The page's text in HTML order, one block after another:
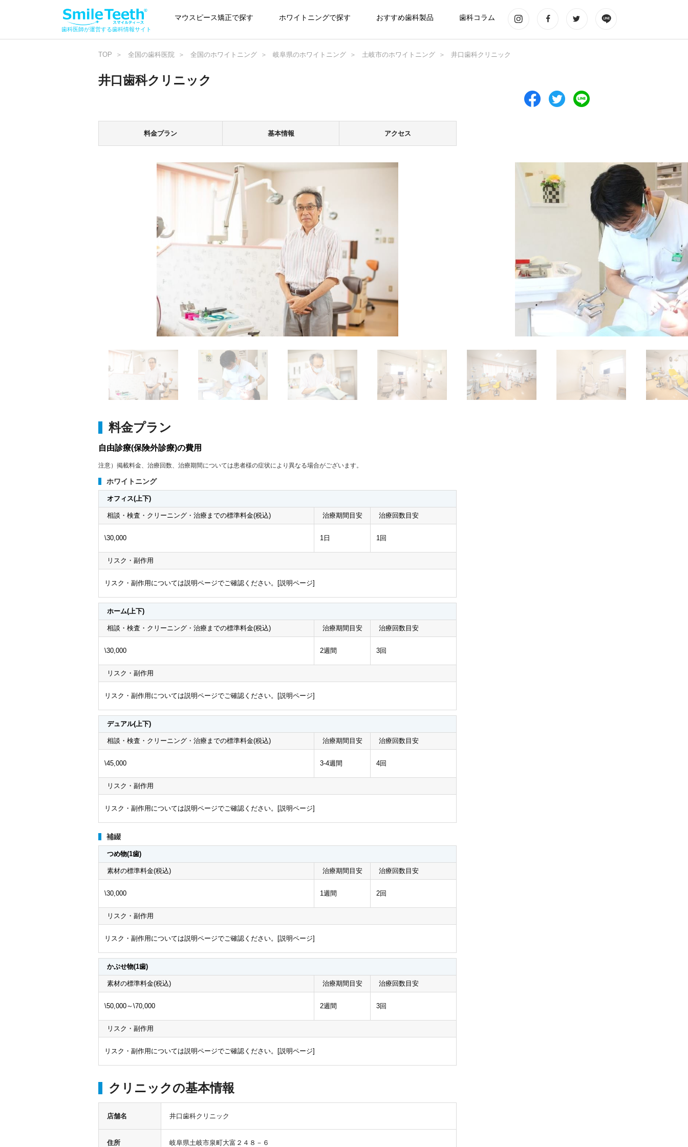
歯科医師が運営する歯科情報サイト
マウスピース矯正で探す ホワイトニングで探す おすすめ歯科製品 歯科コラム
TOP 全国の歯科医院 全国のホワイトニング 岐阜県のホワイトニング 土岐市のホワイトニング 井口歯科クリニック
井口歯科クリニック
料金プラン 基本情報 アクセス
料金プラン
自由診療(保険外診療)の費用
注意）掲載料金、治療回数、治療期間については患者様の症状により異なる場合がございます。
ホワイトニング
オフィス(上下)
相談・検査・クリーニング・治療までの標準料金(税込) 治療期間目安 治療回数目安
\30,000 1日 1回
リスク・副作用
リスク・副作用については説明ページでご確認ください。[説明ページ]
ホーム(上下)
相談・検査・クリーニング・治療までの標準料金(税込) 治療期間目安 治療回数目安
\30,000 2週間 3回
リスク・副作用
リスク・副作用については説明ページでご確認ください。[説明ページ]
デュアル(上下)
相談・検査・クリーニング・治療までの標準料金(税込) 治療期間目安 治療回数目安
\45,000 3-4週間 4回
リスク・副作用
リスク・副作用については説明ページでご確認ください。[説明ページ]
補綴
つめ物(1歯)
素材の標準料金(税込) 治療期間目安 治療回数目安
\30,000 1週間 2回
リスク・副作用
リスク・副作用については説明ページでご確認ください。[説明ページ]
かぶせ物(1歯)
素材の標準料金(税込) 治療期間目安 治療回数目安
\50,000～\70,000 2週間 3回
リスク・副作用
リスク・副作用については説明ページでご確認ください。[説明ページ]
クリニックの基本情報
店舗名 井口歯科クリニック
住所 岐阜県土岐市泉町大富２４８－６